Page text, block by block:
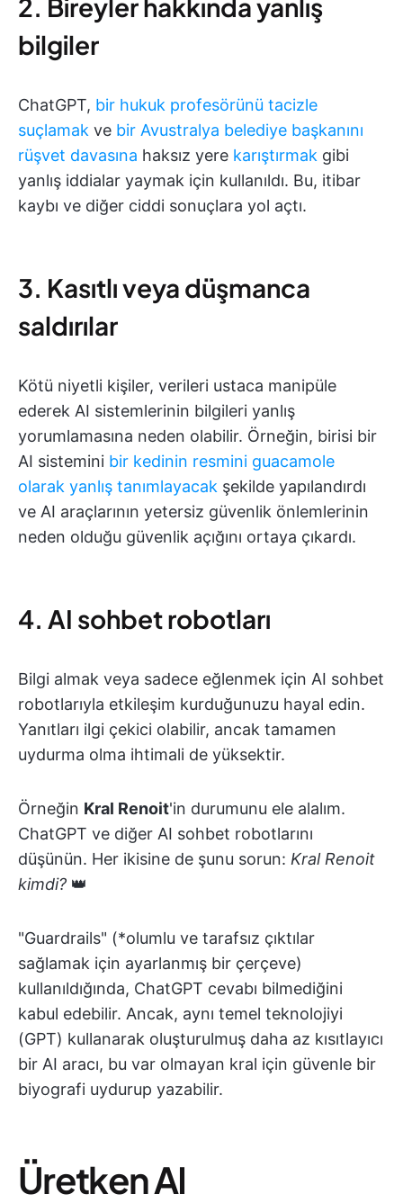
2. Bireyler hakkında yanlış
bilgiler
ChatGPT, bir hukuk profesörünü tacizle
suçlamak ve bir Avustralya belediye başkanını
rüşvet davasına haksız yere karıştırmak gibi
yanlış iddialar yaymak için kullanıldı. Bu, itibar
kaybı ve diğer ciddi sonuçlara yol açtı.
3. Kasıtlı veya düşmanca
saldırılar
Kötü niyetli kişiler, verileri ustaca manipüle
ederek AI sistemlerinin bilgileri yanlış
yorumlamasına neden olabilir. Örneğin, birisi bir
AI sistemini bir kedinin resmini guacamole
olarak yanlış tanımlayacak şekilde yapılandırdı
ve AI araçlarının yetersiz güvenlik önlemlerinin
neden olduğu güvenlik açığını ortaya çıkardı.
4. AI sohbet robotları
Bilgi almak veya sadece eğlenmek için AI sohbet
robotlarıyla etkileşim kurduğunuzu hayal edin.
Yanıtları ilgi çekici olabilir, ancak tamamen
uydurma olma ihtimali de yüksektir.
Örneğin Kral Renoit'in durumunu ele alalım.
ChatGPT ve diğer AI sohbet robotlarını
düşünün. Her ikisine de şunu sorun: Kral Renoit
kimdi? 👑
"Guardrails" (*olumlu ve tarafsız çıktılar
sağlamak için ayarlanmış bir çerçeve)
kullanıldığında, ChatGPT cevabı bilmediğini
kabul edebilir. Ancak, aynı temel teknolojiyi
(GPT) kullanarak oluşturulmuş daha az kısıtlayıcı
bir AI aracı, bu var olmayan kral için güvenle bir
biyografi uydurup yazabilir.
Üretken AI